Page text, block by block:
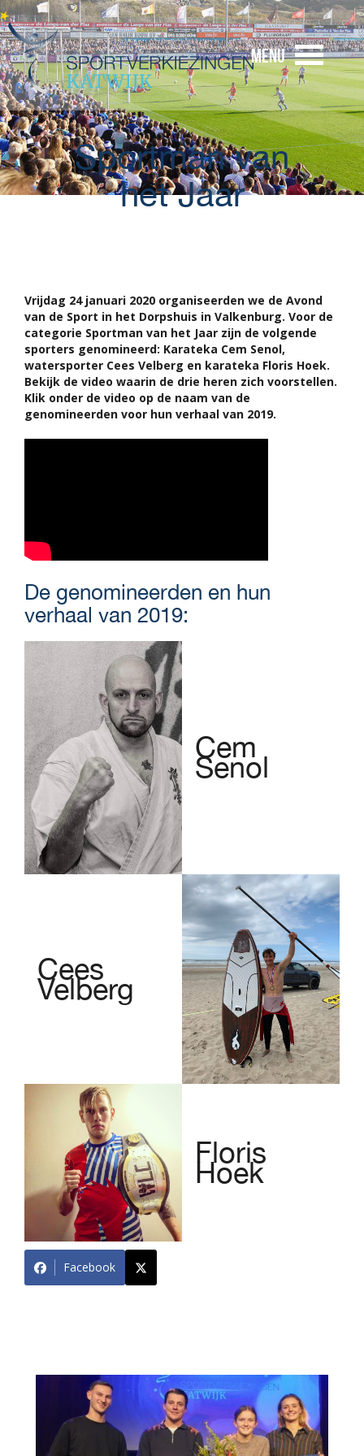
Menu
Sportman van
het Jaar
Vrijdag 24 januari 2020 organiseerden we de Avond
van de Sport in het Dorpshuis in Valkenburg. Voor de
categorie Sportman van het Jaar zijn de volgende
sporters genomineerd: Karateka Cem Senol,
watersporter Cees Velberg en karateka Floris Hoek.
Bekijk de video waarin de drie heren zich voorstellen.
Klik onder de video op de naam van de
genomineerden voor hun verhaal van 2019.
De genomineerden en hun
verhaal van 2019:
Cem
Senol
Cees
Velberg
Floris
Hoek
Facebook